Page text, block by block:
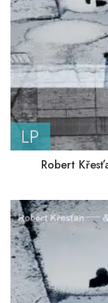
LP
Robert